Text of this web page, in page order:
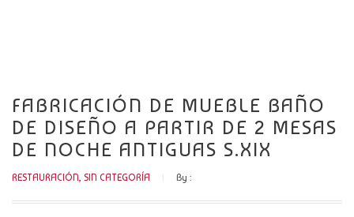
FABRICACIÓN DE MUEBLE BAÑO
DE DISEÑO A PARTIR DE 2 MESAS
DE NOCHE ANTIGUAS S.XIX
RESTAURACIÓN, SIN CATEGORÍA By :